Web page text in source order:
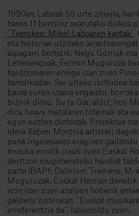
1990an, Laboak 55 urte zituela,
haren 11 bertsioz osatutako diskoa
´Txerokee: Mikel Laboaren kantak´ .
eta historian utzitako
aipagarri bertatik: Negu Gorriak eta
Lehenengoak, Fermin Muguruza
hardcorearen errege izan ziren
hamarkadan. Sei urteko ibilbidea
baina euren izaera engaiatu,
bizirik dirau. Su ta Gar, aldiz, Iron
dira, heavy metalaren totemak eta
egun eusten diotenak. Proiektua
ideia Xabier Montoia artistari
punk ingelesaren eraginez gailendu
musika errotik irauli zuen Euskal
deritzon mugimenduko hainbat
parte (BAP!!, Delirium Tremens, M-
Muguruzak, Euskal Herrian
ezin izan zuen azalpen hoberik
galdetu ziotenean: “Euskal
erreferentzia da”, laburbildu zuen.